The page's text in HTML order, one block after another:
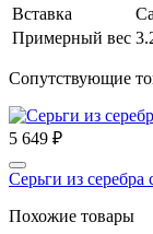
Вставка
Примерный вес
Сопутствующие
5 649 ₽
Серьги из
Похожие товары